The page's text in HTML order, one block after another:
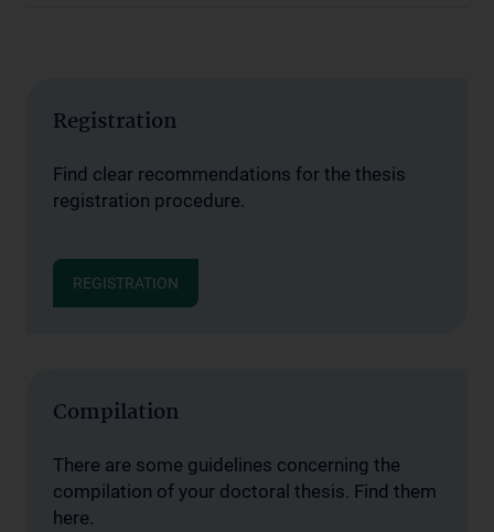
Registration
Find clear recommendations for the thesis
registration procedure.
REGISTRATION
Compilation
There are some guidelines concerning the
compilation of your doctoral thesis. Find them
here.